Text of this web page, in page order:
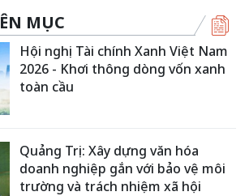
MỤC
Hội nghị Tài chính Xanh Việt Nam
2026 - Khơi thông dòng vốn xanh
toàn cầu
Quảng Trị: Xây dựng văn hóa
doanh nghiệp gắn với bảo vệ môi
trường và trách nhiệm xã hội